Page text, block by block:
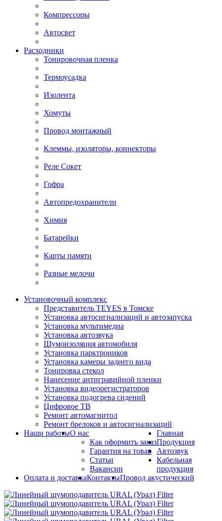
Компрессоры
Автосвет
Расходники
Тонировочная пленка
Термоусадка
Изолента
Хомуты
Провод монтажный
Клеммы, изоляторы, коннекторы
Реле Сокет
Гофра
Автопредохранители
Химия
Батарейки
Карты памяти
Разные мелочи
Установочный комплекс
Представитель TEYES в Томске
Установка автосигнализаций и автозапуска
Установка мультимедиа
Установка автозвука
Шумоизоляция автомобиля
Установка парктроников
Установка камеры заднего вида
Тонировка стекол
Нанесение антигравийной пленки
Установка видеорегистраторов
Установка подогрева сидений
Цифровое ТВ
Ремонт автомагнитол
Ремонт брелоков и автосигнализаций
Наши работыО нас
Как оформить заказ
Гарантия на товар
Статьи
Вакансии
Оплата и доставкаКонтакты
Главная
Продукция
Автозвук
Кабельная
продукция
Провод акустический